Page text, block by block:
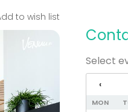
to wish list
Select
‹
MON